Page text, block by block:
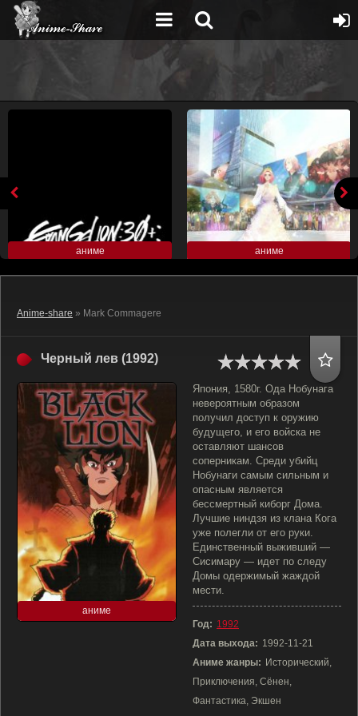
аниме аниме
Anime-share » Mark Commagere
Черный лев (1992)
аниме
Япония, 1580г. Ода Нобунага
невероятным образом
получил доступ к оружию
будущего, и его войска не
оставляют шансов
соперникам. Среди убийц
Нобунаги самым сильным и
опасным является
бессмертный киборг Дома.
Лучшие ниндзя из клана Кога
уже полегли от его руки.
Единственный выживший —
Сисимару — идет по следу
Домы одержимый жаждой
мести.
Год: 1992
Дата выхода: 1992-11-21
Аниме жанры: Исторический,
Приключения, Сёнен,
Фантастика, Экшен